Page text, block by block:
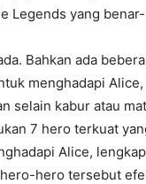
Legends yang
Bahkan ada
menghadapi
selain kabur atau
7 hero terkuat
Alice,
hero tersebut